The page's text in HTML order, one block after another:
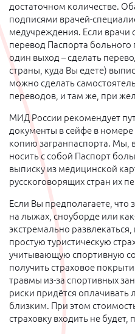
достаточном количестве.
подписями врачей-
медучреждения. Если врачи
перевод Паспорта больного
один выход – сделать
страны, куда Вы едете)
можно сделать
переводов, и там же, при
МИД России рекомендует
документы в сейфе в номере
копию загранпаспорта. Мы,
носить с собой Паспорт
выписку из медицинской
русскоговорящих стран их
Если Вы предполагаете, что
на лыжах, сноуборде или
экстремально
простую туристическую
учитывающую спортивную
получить страховое
травмы из-за спортивных
риски придётся
близким. При этом
страховку входить не будет,